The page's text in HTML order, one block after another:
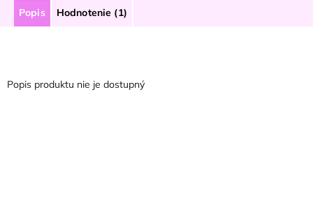
Popis Hodnotenie (1)
Popis produktu nie je dostupný